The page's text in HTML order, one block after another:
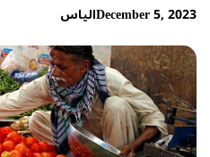
December 5, 2023الیاس